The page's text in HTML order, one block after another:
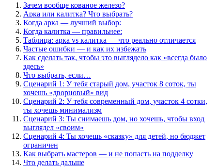
Зачем вообще кованое железо?
Арка или калитка? Что выбрать?
Когда арка — лучший выбор:
Когда калитка — правильнее:
Таблица: арка vs калитка — что реально отличается
Частые ошибки — и как их избежать
Как сделать так, чтобы это выглядело как «всегда было
здесь»
Что выбрать, если…
Сценарий 1: У тебя старый дом, участок 8 соток, ты
хочешь «дворцовый» вид
Сценарий 2: У тебя современный дом, участок 4 сотки,
ты хочешь минимализм
Сценарий 3: Ты снимаешь дом, но хочешь, чтобы вход
выглядел «своим»
Сценарий 4: Ты хочешь «сказку» для детей, но бюджет
ограничен
Как выбрать мастеров — и не попасть на подделку
Что делать дальше